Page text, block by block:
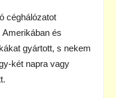
céghálózatot
és
gyártott, s nekem
két napra vagy